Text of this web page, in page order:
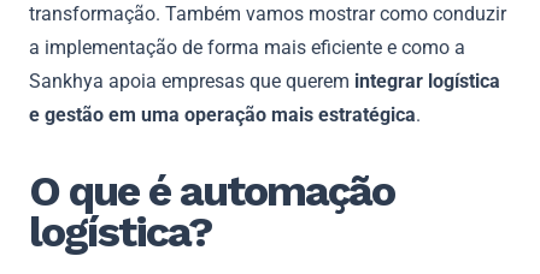
transformação. Também vamos mostrar como conduzir
a implementação de forma mais eficiente e como a
Sankhya apoia empresas que querem integrar logística
e gestão em uma operação mais estratégica.
O que é automação
logística?